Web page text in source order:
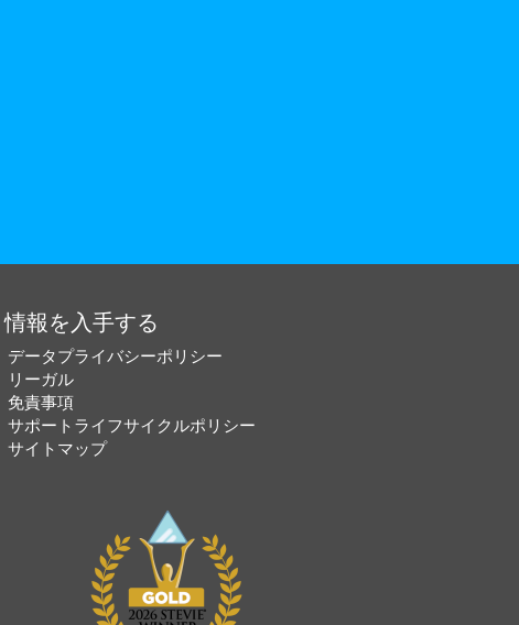
情報を入手する
データプライバシーポリシー
リーガル
免責事項
サポートライフサイクルポリシー
サイトマップ